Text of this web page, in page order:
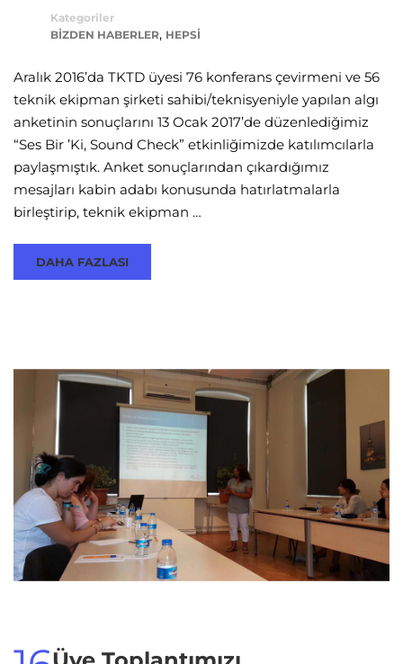
Kategoriler
BIZDEN HABERLER, HEPSI
Aralık 2016’da TKTD üyesi 76 konferans çevirmeni ve 56
teknik ekipman şirketi sahibi/teknisyeniyle yapılan algı
anketinin sonuçlarını 13 Ocak 2017’de düzenlediğimiz
“Ses Bir ’Ki, Sound Check” etkinliğimizde katılımcılarla
paylaşmıştık. Anket sonuçlarından çıkardığımız
mesajları kabin adabı konusunda hatırlatmalarla
birleştirip, teknik ekipman …
DAHA FAZLASI